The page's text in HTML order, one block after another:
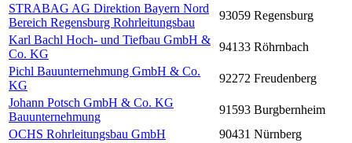
STRABAG AG Direktion Bayern Nord
Bereich Regensburg Rohrleitungsbau
93059 Regensburg
Karl Bachl Hoch- und Tiefbau GmbH &
Co. KG
94133 Röhrnbach
Pichl Bauunternehmung GmbH & Co.
KG
92272 Freudenberg
Johann Potsch GmbH & Co. KG
Bauunternehmung
91593 Burgbernheim
OCHS Rohrleitungsbau GmbH
90431 Nürnberg